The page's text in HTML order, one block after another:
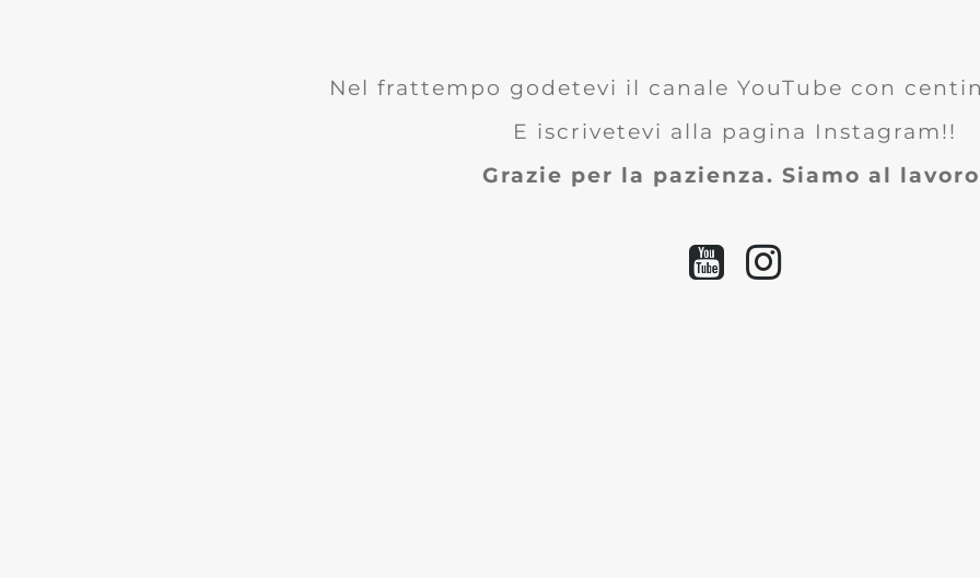
Nel frattempo godetevi il canale YouTube con
E iscrivetevi alla pagina Instagram!!
Grazie per la pazienza. Siamo al